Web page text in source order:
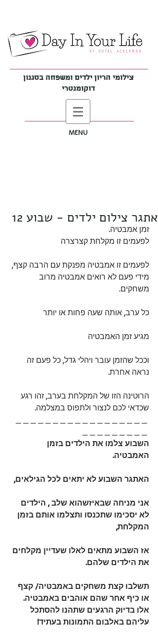
צילומי הריון ילדים ומשפחה בסגנון
דוקומנטרי
MENU
אתגר צילום ילדים - שבוע 12
זמן אמבטיה.
לפעמים זו מקלחת קצרצרה
לפעמים זו אמבטיה מפנקת עם הרבה קצף,
מידי פעם לא רואים אמבטיה מרוב
משחקים.
כל ערב, אותה שעה פחות או יותר
מגיע זמן האמבטיה
וככל שהזמן עובר ויהלי גדל, כל פעם זה
נראה אחרת.
הרוטינה הזו של המקלחת בערב, זהו רגע
שכדאי לכם לנצור ולתפוס במצלמה.
השבוע צלמו את הילדים בזמן
האמבטיה.
האתגר השבוע לא יתאים לכל הגילאים,
אני מניחה שבאיזשהוא שלב , הילדים
לא יסכימו שתכנסו ותצלמו אותם בזמן
המקלחת,
אז השבוע מתאים לאלו שעדיין מקלחים
את הילדים שלהם.
תשלבו קצת משחקים באמבטיה/ קצף
או כיף אחר שהם אוהבים באמבטיה.
אלו בדיוק הרגעים שתהנו להסתכל
עליהם באלבום התמונות בעתיד!